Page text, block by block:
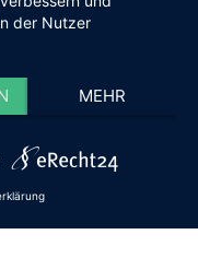
Impressum
der Nutzer
MEHR